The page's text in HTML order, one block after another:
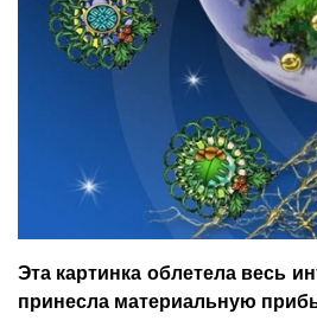
Эта картинка облетела весь
принесла материальную